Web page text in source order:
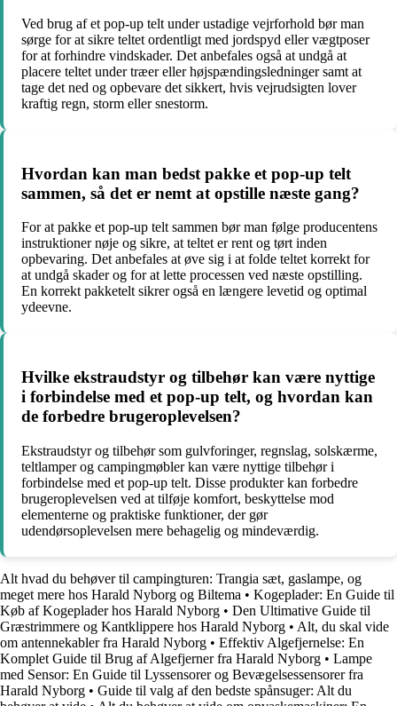
Ved brug af et pop-up telt under ustadige vejrforhold bør man
sørge for at sikre teltet ordentligt med jordspyd eller vægtposer
for at forhindre vindskader. Det anbefales også at undgå at
placere teltet under træer eller højspændingsledninger samt at
tage det ned og opbevare det sikkert, hvis vejrudsigten lover
kraftig regn, storm eller snestorm.
Hvordan kan man bedst pakke et pop-up telt
sammen, så det er nemt at opstille næste gang?
For at pakke et pop-up telt sammen bør man følge producentens
instruktioner nøje og sikre, at teltet er rent og tørt inden
opbevaring. Det anbefales at øve sig i at folde teltet korrekt for
at undgå skader og for at lette processen ved næste opstilling.
En korrekt pakketelt sikrer også en længere levetid og optimal
ydeevne.
Hvilke ekstraudstyr og tilbehør kan være nyttige
i forbindelse med et pop-up telt, og hvordan kan
de forbedre brugeroplevelsen?
Ekstraudstyr og tilbehør som gulvforinger, regnslag, solskærme,
teltlamper og campingmøbler kan være nyttige tilbehør i
forbindelse med et pop-up telt. Disse produkter kan forbedre
brugeroplevelsen ved at tilføje komfort, beskyttelse mod
elementerne og praktiske funktioner, der gør
udendørsoplevelsen mere behagelig og mindeværdig.
Alt hvad du behøver til campingturen: Trangia sæt, gaslampe, og
meget mere hos Harald Nyborg og Biltema • Kogeplader: En Guide til
Køb af Kogeplader hos Harald Nyborg • Den Ultimative Guide til
Græstrimmere og Kantklippere hos Harald Nyborg • Alt, du skal vide
om antennekabler fra Harald Nyborg • Effektiv Algefjernelse: En
Komplet Guide til Brug af Algefjerner fra Harald Nyborg • Lampe
med Sensor: En Guide til Lyssensorer og Bevægelsessensorer fra
Harald Nyborg • Guide til valg af den bedste spånsuger: Alt du